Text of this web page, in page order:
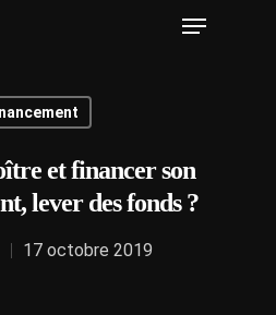
or ESC to close
et financer son
lever des fonds ?
17 octobre 2019